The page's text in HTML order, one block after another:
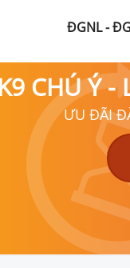
ĐGNL -
CHÚ Ý
ƯU ĐÃI